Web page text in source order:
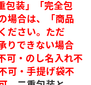
包装」「完全包
場合は、「商品
ださい。ただ
りできない場合
可・のし名入れ不
可・手提げ袋不